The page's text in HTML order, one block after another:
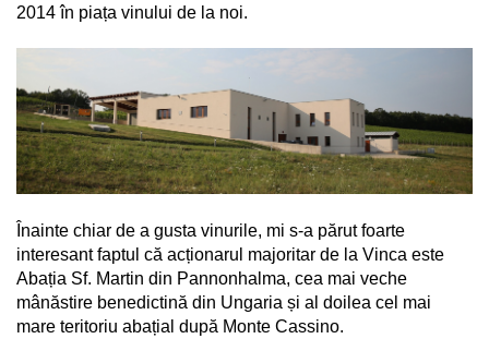
2014 în piața vinului de la noi.
Înainte chiar de a gusta vinurile, mi s-a părut foarte
interesant faptul că acționarul majoritar de la Vinca este
Abația Sf. Martin din Pannonhalma, cea mai veche
mânăstire benedictină din Ungaria și al doilea cel mai
mare teritoriu abațial după Monte Cassino.